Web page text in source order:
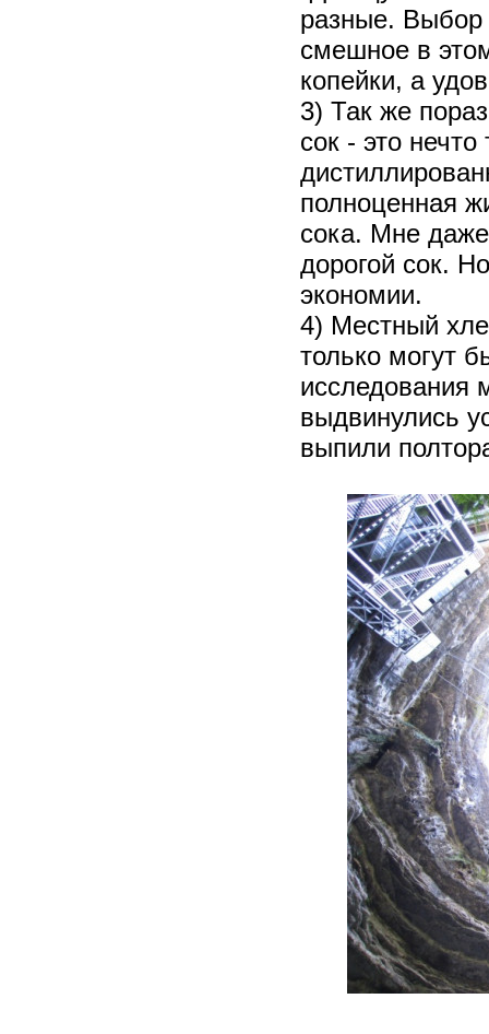
разные. Выбор
смешное в
копейки, а
3) Так же
сок - это
полноценная
сока. Мне
дорогой сок.
экономии.
4) Местный
только могут
исследования
выдвинулись
выпили